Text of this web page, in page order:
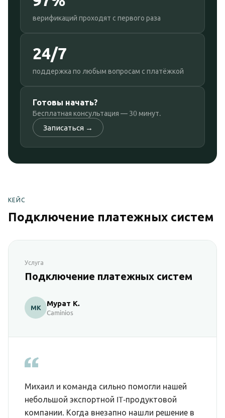
верификаций проходят с первого раза
24/7
поддержка по любым вопросам с платёжкой
Готовы начать?
Бесплатная консультация — 30 минут.
Записаться →
КЕЙС
Подключение платежных систем
Услуга
Подключение платежных систем
МК Мурат К.
Caminios
Михаил и команда сильно помогли нашей
небольшой экспортной IT‑продуктовой
компании. Когда внезапно нашли решение в